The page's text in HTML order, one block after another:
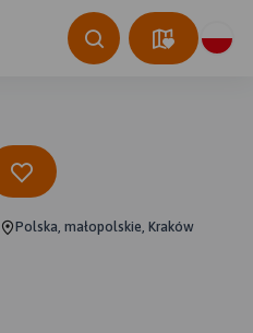
Polska, małopolskie, Kraków